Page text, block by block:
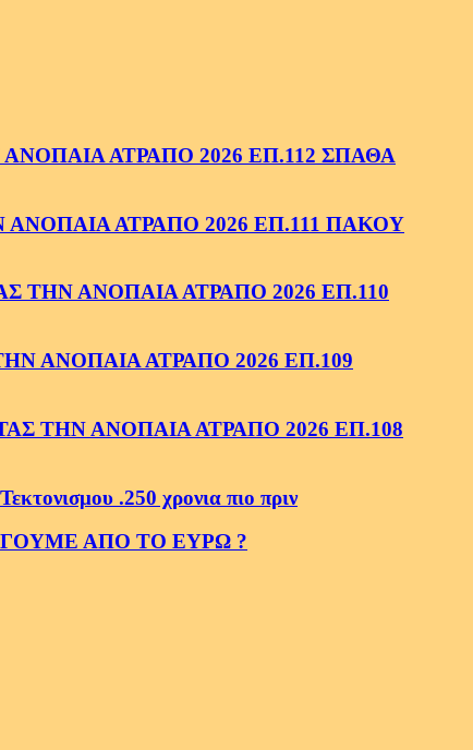
ΑΤΡΑΠΟ 2026 ΕΠ.112 ΣΠΑΘΑ
ΑΤΡΑΠΟ 2026 ΕΠ.111 ΠΑΚΟΥ
ΤΗΝ ΑΝΟΠΑΙΑ ΑΤΡΑΠΟ 2026 ΕΠ.110
ΑΝΟΠΑΙΑ ΑΤΡΑΠΟ 2026 ΕΠ.109
ΤΗΝ ΑΝΟΠΑΙΑ ΑΤΡΑΠΟ 2026 ΕΠ.108
.250 χρονια πιο πριν
ΑΠΟ ΤΟ ΕΥΡΩ ?